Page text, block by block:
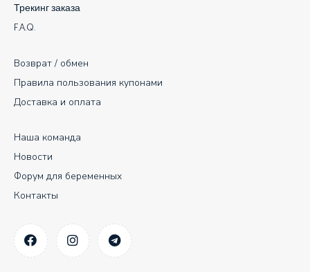
Наша команда
Новости
Форум для беременных
Контакты
Возврат / обмен
Правила пользования купонами
Доставка и оплата
Трекинг заказа
F.A.Q.